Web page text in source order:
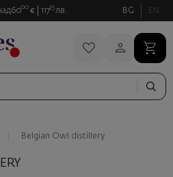
6000 € 11735 лв. BG EN
Belgian Owl distillery